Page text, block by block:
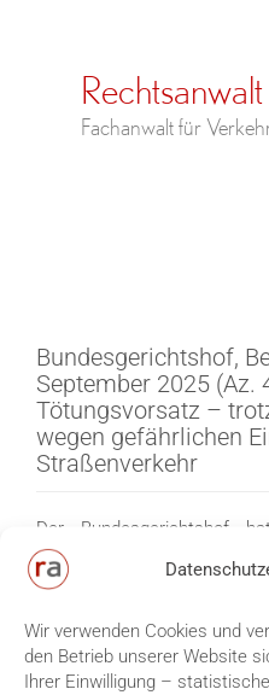
Wir verwenden Cookies und
den Betrieb unserer Website
Ihrer Einwilligung –
Bundesgerichtshof,
September 2025 (Az.
Tötungsvorsatz –
wegen gefährlichen
Straßenverkehr
Der Bundesgerichtshof
September 2025 (Az. 4
wegen versuchten
Angeklagten wurde
Lkw geschossen zu haben.
deshalb wegen versuchten